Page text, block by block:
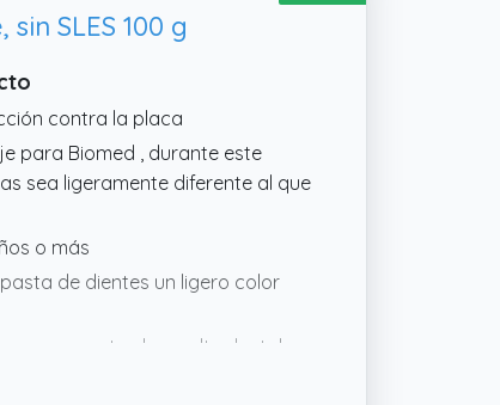
SLES 100 g
contra la placa
para Biomed , durante este
sea ligeramente diferente al que
o más
de dientes un ligero color
suavemente el esmalte dental